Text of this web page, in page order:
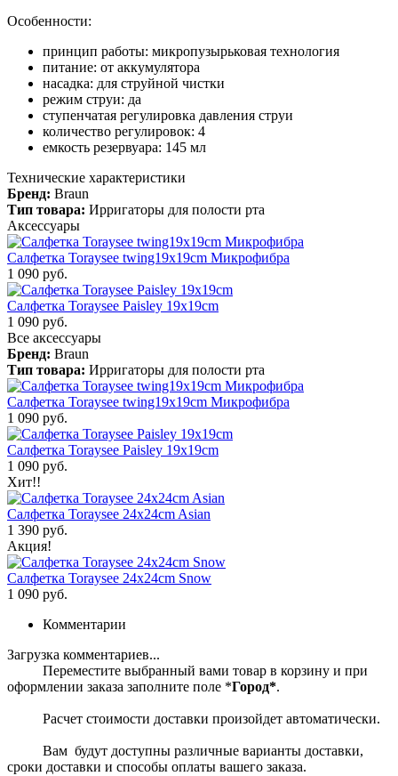
Особенности:
принцип работы: микропузырьковая технология
питание: от аккумулятора
насадка: для струйной чистки
режим струи: да
ступенчатая регулировка давления струи
количество регулировок: 4
емкость резервуара: 145 мл
Технические характеристики
Бренд: Braun
Тип товара: Ирригаторы для полости рта
Аксессуары
Салфетка Toraysee twing19x19cm Микрофибра
1 090 руб.
Салфетка Toraysee Paisley 19x19cm
1 090 руб.
Все аксессуары
Бренд: Braun
Тип товара: Ирригаторы для полости рта
Салфетка Toraysee twing19x19cm Микрофибра
1 090 руб.
Салфетка Toraysee Paisley 19x19cm
1 090 руб.
Хит!!
Салфетка Toraysee 24x24cm Asian
1 390 руб.
Акция!
Салфетка Toraysee 24x24cm Snow
1 090 руб.
Комментарии
Загрузка комментариев...
Переместите выбранный вами товар в корзину и при
оформлении заказа заполните поле *Город*.
Расчет стоимости доставки произойдет автоматически.
Вам будут доступны различные варианты доставки,
сроки доставки и способы оплаты вашего заказа.